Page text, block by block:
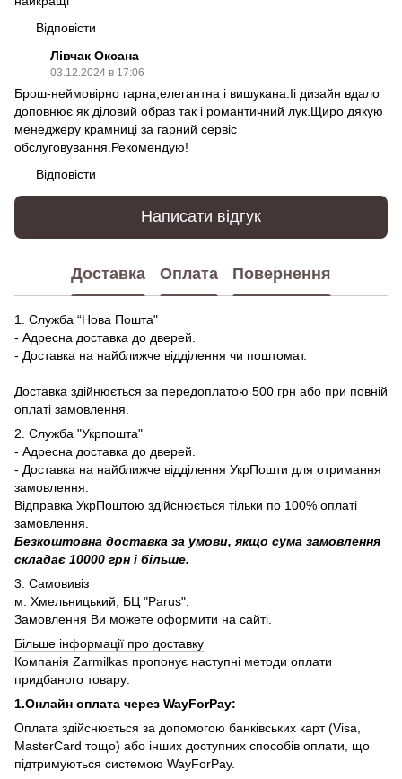
Відповісти
Лівчак Оксана
03.12.2024 в 17:06
Брош-неймовірно гарна,елегантна і вишукана.Іі дизайн вдало
доповнює як діловий образ так і романтичний лук.Щиро дякую
менеджеру крамниці за гарний сервіс
обслуговування.Рекомендую!
Відповісти
Написати відгук
Доставка Оплата Повернення
1. Служба “Нова Пошта"
- Адресна доставка до дверей.
- Доставка на найближче відділення чи поштомат.
Доставка здійнюється за передоплатою 500 грн або при повній
оплаті замовлення.
2. Служба "Укрпошта"
- Адресна доставка до дверей.
- Доставка на найближче відділення УкрПошти для отримання
замовлення.
Відправка УкрПоштою здійснюється тільки по 100% оплаті
замовлення.
Безкоштовна доставка за умови, якщо сума замовлення
складає 10000 грн і більше.
3. Самовивіз
м. Хмельницький, БЦ "Parus".
Замовлення Ви можете оформити на сайті.
Більше інформації про доставку
Компанія Zarmilkas пропонує наступні методи оплати
придбаного товару:
1.Онлайн оплата через WayForPay:
Оплата здійснюється за допомогою банківських карт (Visa,
MasterCard тощо) або інших доступних способів оплати, що
підтримуються системою WayForPay.